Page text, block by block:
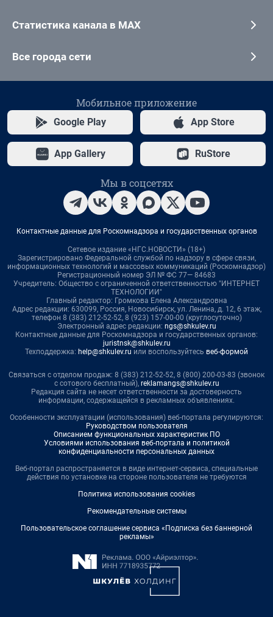
Статистика канала в MAX
Все города сети
Мобильное приложение
Google Play App Store
App Gallery RuStore
Мы в соцсетях
Контактные данные для Роскомнадзора и государственных органов
Сетевое издание «НГС.НОВОСТИ» (18+)
Зарегистрировано Федеральной службой по надзору в сфере связи,
информационных технологий и массовых коммуникаций (Роскомнадзор)
Регистрационный номер ЭЛ № ФС 77— 84683
Учредитель: Общество с ограниченной ответственностью "ИНТЕРНЕТ
ТЕХНОЛОГИИ"
Главный редактор: Громкова Елена Александровна
Адрес редакции: 630099, Россия, Новосибирск, ул. Ленина, д. 12, 6 этаж,
телефон 8 (383) 212-52-52, 8 (923) 157-00-00 (круглосуточно)
Электронный адрес редакции: ngs@shkulev.ru
Контактные данные для Роскомнадзора и государственных органов:
juristnsk@shkulev.ru
Техподдержка: help@shkulev.ru или воспользуйтесь веб-формой
Связаться с отделом продаж: 8 (383) 212-52-52, 8 (800) 200-03-83 (звонок
с сотового бесплатный), reklamangs@shkulev.ru
Редакция сайта не несет ответственности за достоверность
информации, содержащейся в рекламных объявлениях.
Особенности эксплуатации (использования) веб-портала регулируются:
Руководством пользователя
Описанием функциональных характеристик ПО
Условиями использования веб-портала и политикой
конфиденциальности персональных данных
Веб-портал распространяется в виде интернет-сервиса, специальные
действия по установке на стороне пользователя не требуются
Политика использования cookies
Рекомендательные системы
Пользовательское соглашение сервиса «Подписка без баннерной
рекламы»